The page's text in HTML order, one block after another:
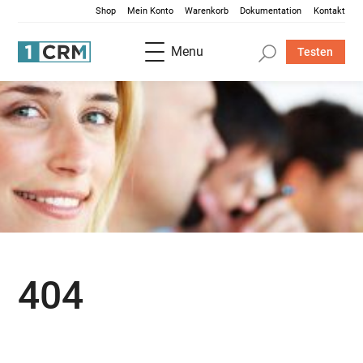
Shop Mein Konto Warenkorb Dokumentation Kontakt
Menu Testen
404